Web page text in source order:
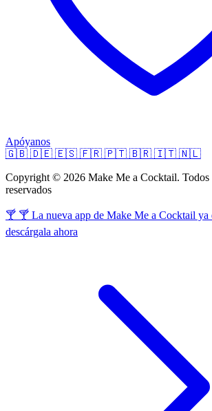
Apóyanos
🇬🇧 🇩🇪 🇪🇸 🇫🇷 🇵🇹 🇧🇷 🇮🇹 🇳🇱
Copyright © 2026 Make Me a Cocktail. Todos
reservados
🍸 🍸 La nueva app de Make Me a Cocktail
descárgala ahora